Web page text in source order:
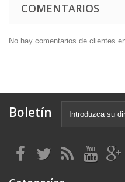
COMENTARIOS
No hay comentarios de clientes
Boletín